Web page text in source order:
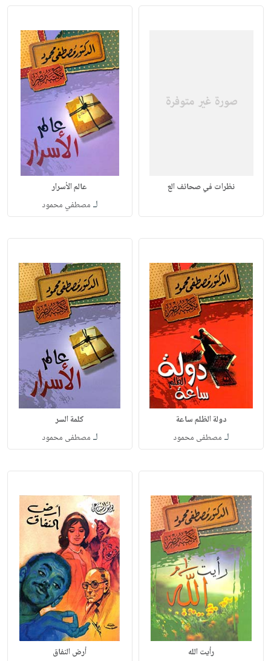
نظرات في صحائف الع عالم الأسرار
لـ مصطفي محمود
دولة الظلم ساعة
لـ مصطفى محمود
كلمة السر
لـ مصطفى محمود
رأيت الله أرض النفاق